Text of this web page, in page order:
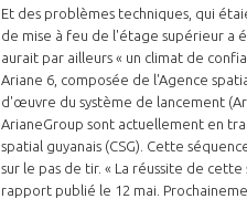
Et des problèmes techniques, qui
de mise à feu de l'étage supérieur a
aurait par ailleurs « un climat de
Ariane 6, composée de l'Agence
d'œuvre du système de lancement
ArianeGroup sont actuellement en
spatial guyanais (CSG). Cette
sur le pas de tir. « La réussite de
rapport publié le 12 mai.